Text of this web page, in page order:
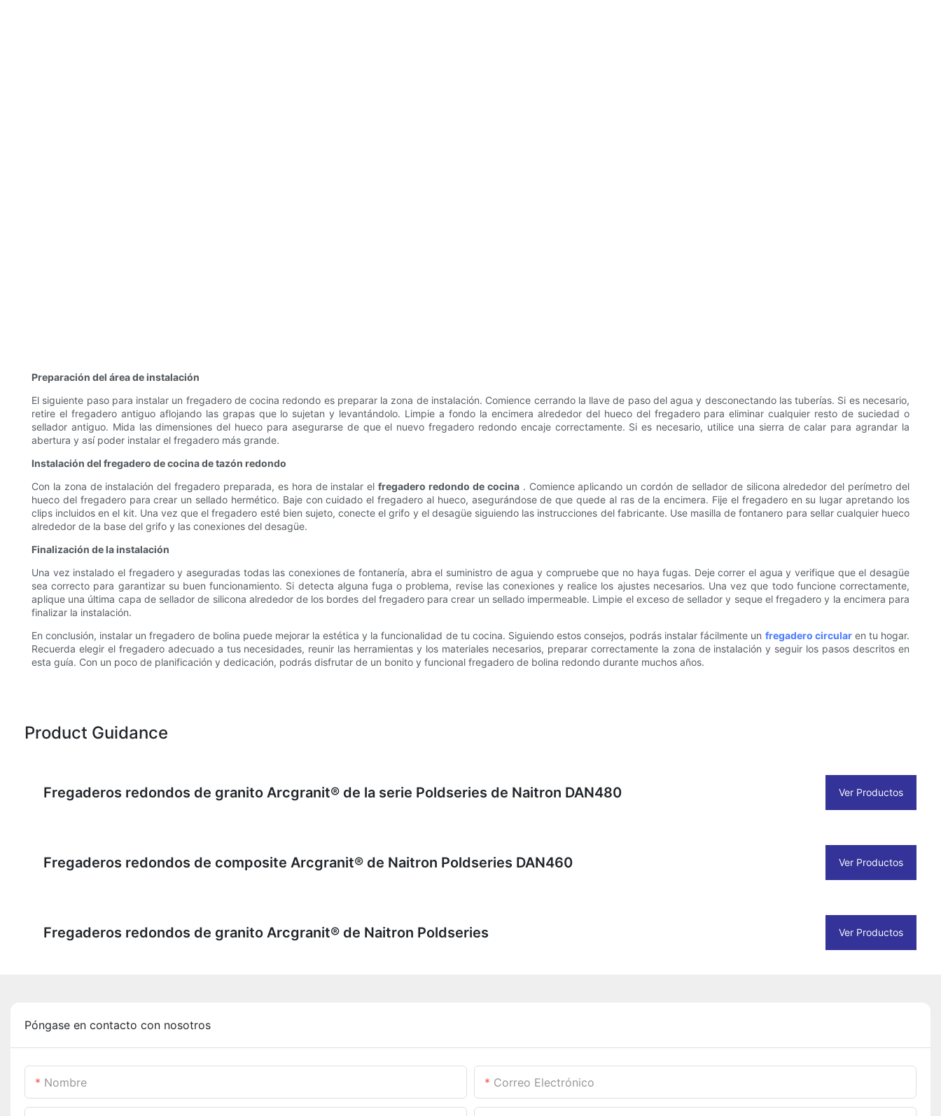
Preparación del área de instalación
El siguiente paso para instalar un fregadero de cocina redondo es preparar la zona de instalación. Comience cerrando la llave de paso del agua y desconectando las tuberías. Si es necesario,
retire el fregadero antiguo aflojando las grapas que lo sujetan y levantándolo. Limpie a fondo la encimera alrededor del hueco del fregadero para eliminar cualquier resto de suciedad o
sellador antiguo. Mida las dimensiones del hueco para asegurarse de que el nuevo fregadero redondo encaje correctamente. Si es necesario, utilice una sierra de calar para agrandar la
abertura y así poder instalar el fregadero más grande.
Instalación del fregadero de cocina de tazón redondo
Con la zona de instalación del fregadero preparada, es hora de instalar elfregadero redondo de cocina. Comience aplicando un cordón de sellador de silicona alrededor del perímetro del
hueco del fregadero para crear un sellado hermético. Baje con cuidado el fregadero al hueco, asegurándose de que quede al ras de la encimera. Fije el fregadero en su lugar apretando los
clips incluidos en el kit. Una vez que el fregadero esté bien sujeto, conecte el grifo y el desagüe siguiendo las instrucciones del fabricante. Use masilla de fontanero para sellar cualquier hueco
alrededor de la base del grifo y las conexiones del desagüe.
Finalización de la instalación
Una vez instalado el fregadero y aseguradas todas las conexiones de fontanería, abra el suministro de agua y compruebe que no haya fugas. Deje correr el agua y verifique que el desagüe
sea correcto para garantizar su buen funcionamiento. Si detecta alguna fuga o problema, revise las conexiones y realice los ajustes necesarios. Una vez que todo funcione correctamente,
aplique una última capa de sellador de silicona alrededor de los bordes del fregadero para crear un sellado impermeable. Limpie el exceso de sellador y seque el fregadero y la encimera para
finalizar la instalación.
En conclusión, instalar un fregadero de bolina puede mejorar la estética y la funcionalidad de tu cocina. Siguiendo estos consejos, podrás instalar fácilmente un fregadero circularen tu hogar.
Recuerda elegir el fregadero adecuado a tus necesidades, reunir las herramientas y los materiales necesarios, preparar correctamente la zona de instalación y seguir los pasos descritos en
esta guía. Con un poco de planificación y dedicación, podrás disfrutar de un bonito y funcional fregadero de bolina redondo durante muchos años.
Product Guidance
Fregaderos redondos de granito Arcgranit® de la serie Poldseries de Naitron DAN480 Ver Productos
Fregaderos redondos de composite Arcgranit® de Naitron Poldseries DAN460 Ver Productos
Fregaderos redondos de granito Arcgranit® de Naitron Poldseries Ver Productos
Póngase en contacto con nosotros
Nombre Correo Electrónico